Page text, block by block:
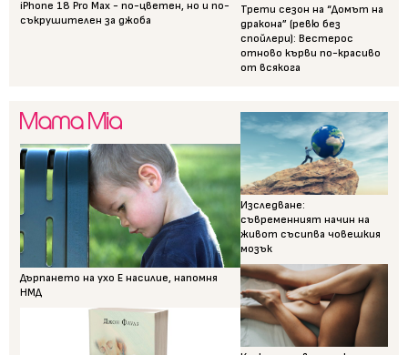
iPhone 18 Pro Max - по-цветен, но и по-
съкрушителен за джоба
Трети сезон на “Домът на
дракона” (ревю без
спойлери): Вестерос
отново кърви по-красиво
от всякога
Дърпането на ухо Е насилие, напомня
НМД
Изследване:
съвременният начин на
живот съсипва човешкия
мозък